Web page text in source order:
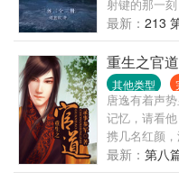
射键的那一
底改变了人
啼鸣，以太
光年外，“三
太阳主导下
而恰在此时
超技术锁死
宙舰队开始
最新： 213
重生之官道
其他类型
唐逸有着声
记忆，请看
携几名红颜
为主，官场
稚，尽力做
最新： 第八